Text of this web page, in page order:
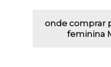
onde comprar
feminina